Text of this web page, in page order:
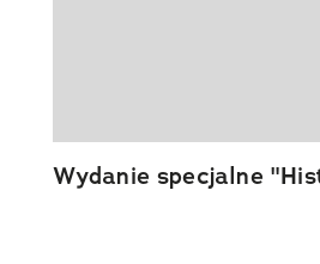
Wydanie specjalne